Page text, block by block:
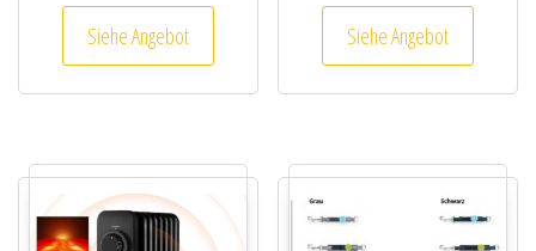
Siehe Angebot Siehe Angebot